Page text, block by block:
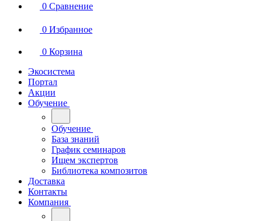
0 Сравнение
0 Избранное
0 Корзина
Экосистема
Портал
Акции
Обучение
Обучение
База знаний
График семинаров
Ищем экспертов
Библиотека композитов
Доставка
Контакты
Компания